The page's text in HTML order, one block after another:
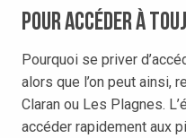
Pour accéder à
Pourquoi se priver
alors que l’on peut ainsi,
Claran ou Les Plagnes.
accéder rapidement aux